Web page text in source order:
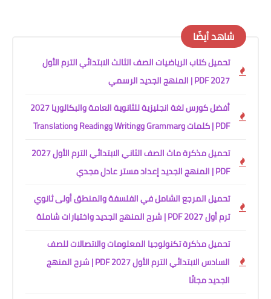
شاهد أيضًا
تحميل كتاب الرياضيات الصف الثالث الابتدائي الترم الأول
2027 PDF | المنهج الجديد الرسمي
أفضل كورس لغة انجليزية للثانوية العامة والبكالوريا 2027
PDF | كلمات وGrammar وWriting وReading وTranslation
تحميل مذكرة ماث الصف الثاني الابتدائي الترم الأول 2027
PDF | المنهج الجديد إعداد مستر عادل مجدي
تحميل المرجع الشامل في الفلسفة والمنطق أولى ثانوي
ترم أول 2027 PDF | شرح المنهج الجديد واختبارات شاملة
تحميل مذكرة تكنولوجيا المعلومات والاتصالات للصف
السادس الابتدائي الترم الأول 2027 PDF | شرح المنهج
الجديد مجانًا